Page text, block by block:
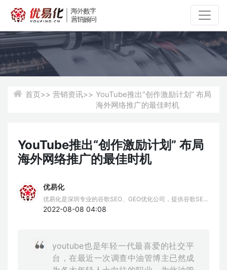
首页>> 营销资讯>> YouTube推出“创作激励计划” 布局
海外网络推广的最佳时机
YouTube推出“创作激励计划” 布局
海外网络推广的最佳时机
优易化
优易化是深圳专业的谷歌SEO、GEO优化公司，提供谷歌SEO
推广、谷歌排名优化、GEO服务。我们擅长谷歌SEO挖词策
2022-08-08 04:08
youtube也是年轻一代最喜爱的社交平
台，在最近一次调查中油管博主已然成